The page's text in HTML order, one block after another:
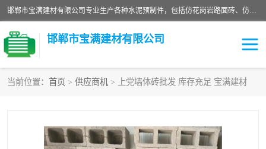
邯郸市宝满建材有限公司专业生产各种水泥预制件，包括仿花岗岩路面砖、仿花岗岩人行道砖、仿花岗岩路侧石、烧结砖、植草砖、码头砖连锁块、仿花岗岩路侧石、沙井盖、水泥盖板等各种水泥制品
邯郸市宝满建材有限公司
当前位置： 首页 > 供应商机 > 上党墙体砖批发 库存充足 宝满建材
面包砖 混凝土路沿石